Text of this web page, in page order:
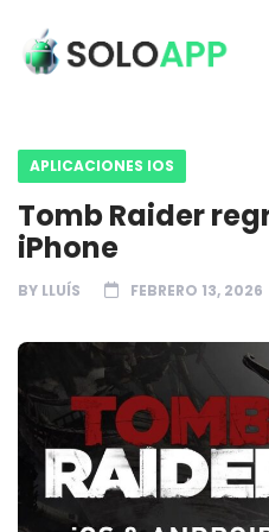
APLICACIONES IOS
Tomb Raider
iPhone
BY LLUÍS FEBRERO 13, 2026